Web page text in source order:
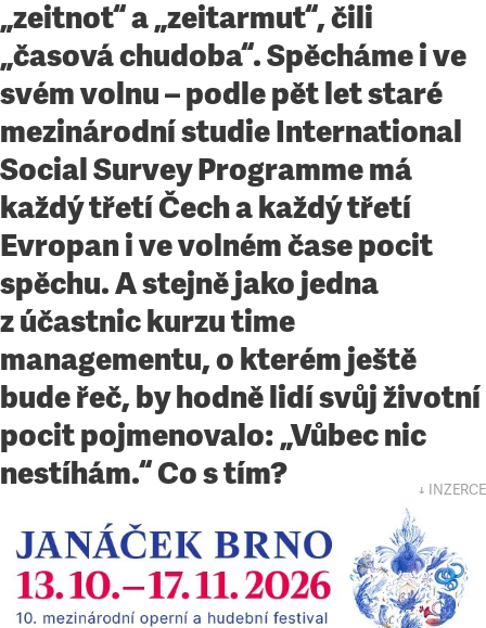
„zeitnot“ a „zeitarmut“, čili
„časová chudoba“. Spěcháme i ve
svém volnu – podle pět let staré
mezinárodní studie International
Social Survey Programme má
každý třetí Čech a každý třetí
Evropan i ve volném čase pocit
spěchu. A stejně jako jedna
z účastnic kurzu time
managementu, o kterém ještě
bude řeč, by hodně lidí svůj životní
pocit pojmenovalo: „Vůbec nic
nestíhám.“ Co s tím?
↓ INZERCE